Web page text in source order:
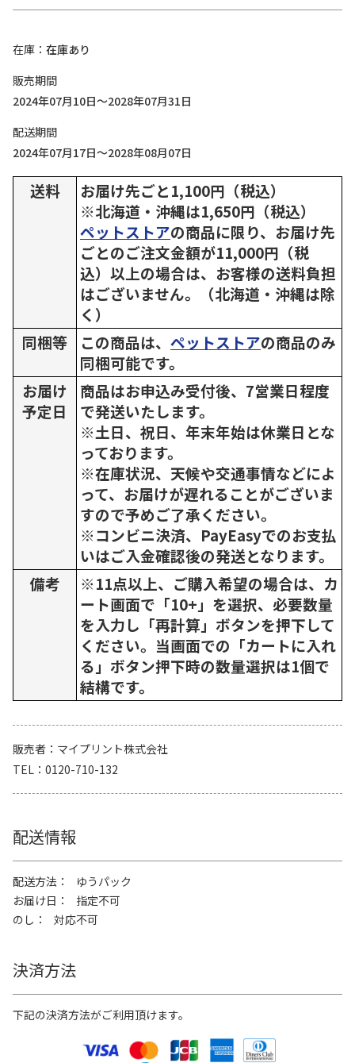
在庫
在庫あり
販売期間
2024年07月10日～2028年07月31日
配送期間
2024年07月17日～2028年08月07日
送料
お届け先ごと1,100円（税込）
※北海道・沖縄は1,650円（税込）
ペットストアの商品に限り、お届け先
ごとのご注文金額が11,000円（税
込）以上の場合は、お客様の送料負担
はございません。（北海道・沖縄は除
く）
同梱等
この商品は、 ペットストアの商品のみ
同梱可能です。
お届け
予定日
商品はお申込み受付後、7営業日程度
で発送いたします。
※土日、祝日、年末年始は休業日とな
っております。
※在庫状況、天候や交通事情などによ
って、お届けが遅れることがございま
すので予めご了承ください。
※コンビニ決済、PayEasyでのお支払
いはご入金確認後の発送となります。
備考
※11点以上、ご購入希望の場合は、カ
ート画面で「10+」を選択、必要数量
を入力し「再計算」ボタンを押下して
ください。当画面での「カートに入れ
る」ボタン押下時の数量選択は1個で
結構です。
販売者
マイプリント株式会社
TEL
0120-710-132
配送情報
配送方法
ゆうパック
お届け日
指定不可
のし
対応不可
決済方法
下記の決済方法がご利用頂けます。